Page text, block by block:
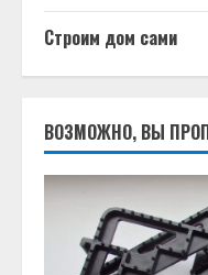
Строим дом сами
ВОЗМОЖНО, ВЫ